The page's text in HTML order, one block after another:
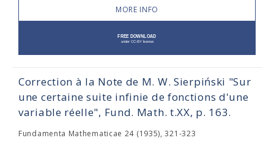
MORE INFO
Correction à la Note de M. W. Sierpiński "Sur
une certaine suite infinie de fonctions d'une
variable réelle", Fund. Math. t.XX, p. 163.
Fundamenta Mathematicae 24 (1935), 321-323